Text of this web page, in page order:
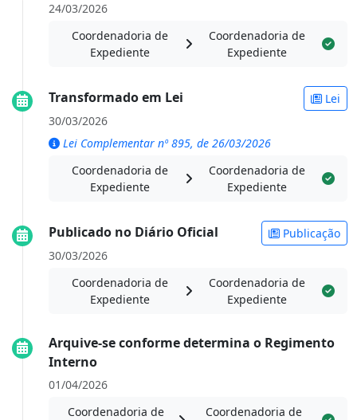
24/03/2026
Coordenadoria de
Expediente
Coordenadoria de
Expediente
Transformado em Lei
Lei
30/03/2026
Lei Complementar nº 895, de 26/03/2026
Coordenadoria de
Expediente
Coordenadoria de
Expediente
Publicado no Diário Oficial
Publicação
30/03/2026
Coordenadoria de
Expediente
Coordenadoria de
Expediente
Arquive-se conforme determina o Regimento
Interno
01/04/2026
Coordenadoria de
Coordenadoria de